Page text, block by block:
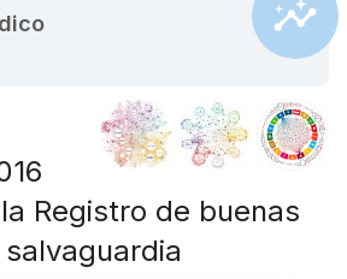
Registro de buenas